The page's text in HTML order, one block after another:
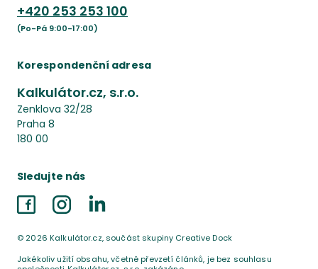
+420 253 253 100
(Po-Pá 9:00-17:00)
Korespondenční adresa
Kalkulátor.cz, s.r.o.
Zenklova 32/28
Praha 8
180 00
Sledujte nás
FacebookInstagramLinkedIn
© 2026 Kalkulátor.cz, součást skupiny Creative Dock
Jakékoliv užití obsahu, včetně převzetí článků, je bez souhlasu